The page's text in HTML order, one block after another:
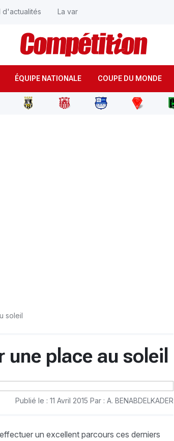
ÉQUIPE NATIONALE COUPE DU MONDE
d'actualités La var
soleil
une place au soleil
Publié le : 11 Avril 2015 Par : A. BENABDELKADER
un excellent parcours ces derniers